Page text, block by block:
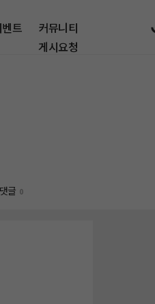
트
커뮤니티
게시요청
글 0